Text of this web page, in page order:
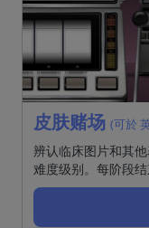
皮肤赌场 (可於
辨认临床图片和其
难度级别。每阶段